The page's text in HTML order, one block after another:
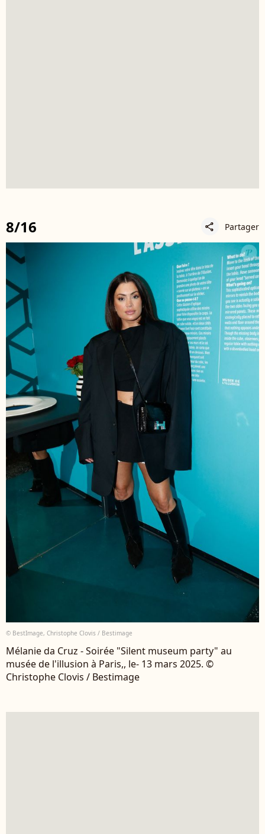
8/16 share Partager
© BestImage, Christophe Clovis / Bestimage
Mélanie da Cruz - Soirée "Silent museum party" au
musée de l'illusion à Paris,, le- 13 mars 2025. ©
Christophe Clovis / Bestimage